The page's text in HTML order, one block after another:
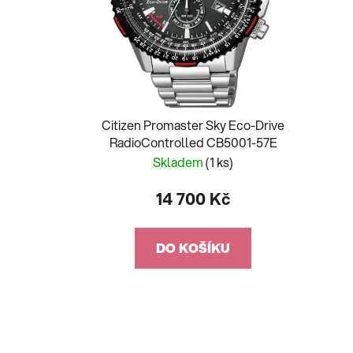
Citizen Promaster Sky Eco-Drive
RadioControlled CB5001-57E
Skladem(1 ks)
14 700 Kč
DO KOŠÍKU